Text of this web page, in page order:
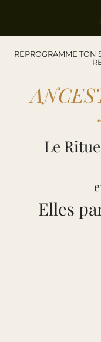
REPROGRAMME TON
Le
Elles